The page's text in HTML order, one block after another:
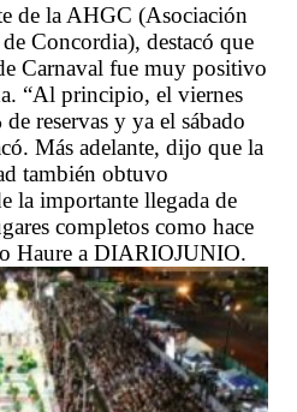
de la AHGC (Asociación
Concordia), destacó que
Carnaval fue muy positivo
“Al principio, el viernes
reservas y ya el sábado
Más adelante, dijo que la
también obtuvo
la importante llegada de
completos como hace
Haure a DIARIOJUNIO.